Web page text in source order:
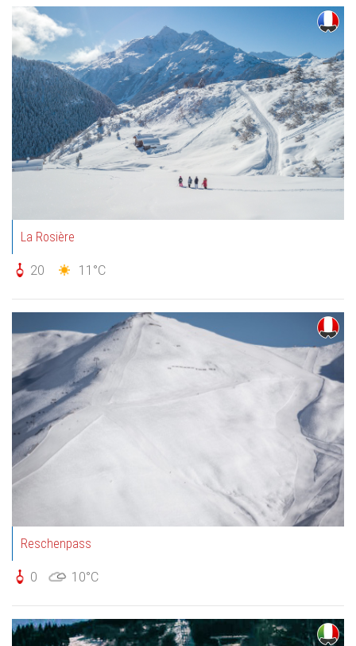
La Rosière
20 11°C
Reschenpass
0 10°C